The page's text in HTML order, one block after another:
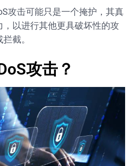
攻击可能只是一个掩护，其真
，以进行其他更具破坏性的攻
截。
攻击？